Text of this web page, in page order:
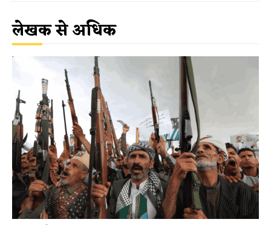
लेखक से अधिक